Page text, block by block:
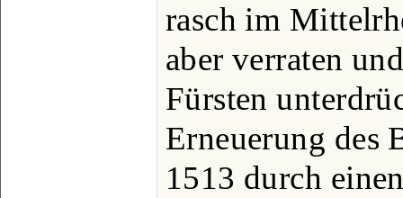
rasch im
aber verraten
Fürsten
Erneuerung des
1513 durch